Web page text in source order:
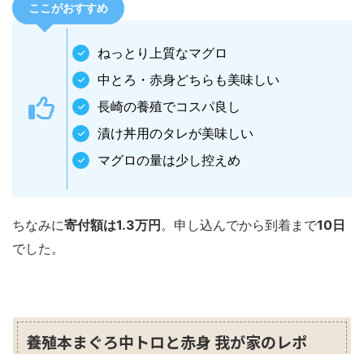
ここがおすすめ
ねっとり上質なマグロ
中とろ・赤身どちらも美味しい
長崎の養殖でコスパ良し
漬け丼用のタレが美味しい
マグロの量は少し控えめ
ちなみに寄付額は1.3万円 。申し込んでから到着まで10日
でした。
養殖本まぐろ中トロと赤身 我が家のレポ